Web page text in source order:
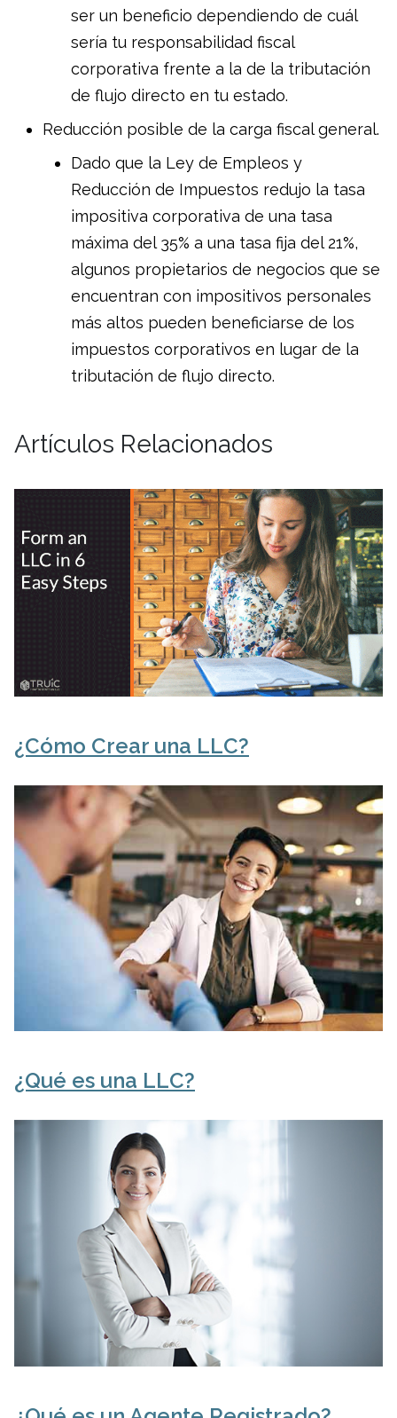
ser un beneficio dependiendo de cuál
sería tu responsabilidad fiscal
corporativa frente a la de la tributación
de flujo directo en tu estado.
Reducción posible de la carga fiscal general.
Dado que la Ley de Empleos y
Reducción de Impuestos redujo la tasa
impositiva corporativa de una tasa
máxima del 35% a una tasa fija del 21%,
algunos propietarios de negocios que se
encuentran con impositivos personales
más altos pueden beneficiarse de los
impuestos corporativos en lugar de la
tributación de flujo directo.
Artículos Relacionados
¿Cómo Crear una LLC?
¿Qué es una LLC?